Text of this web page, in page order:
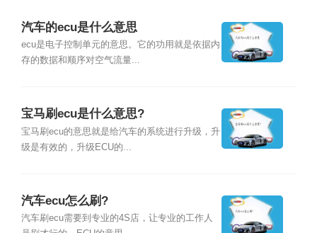
汽车的ecu是什么意思
ecu是电子控制单元的意思。它的功用就是依据内
存的数据和顺序对空气流量...
宝马刷ecu是什么意思?
宝马刷ecu的意思就是给汽车的系统进行升级，升
级是有效的，升级ECU的...
汽车ecu怎么刷?
汽车刷ecu需要到专业的4S店，让专业的工作人